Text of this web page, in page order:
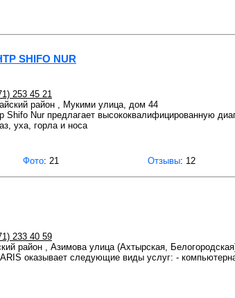
SHIFO NUR
253 45 21
район , Мукими улица, дом 44
Nur предлагает высококвалифицированную
уха, горла и носа
Фото: 21 Отзывы: 12
233 40 59
район , Азимова улица (Ахтырская,
оказывает следующие виды услуг: -